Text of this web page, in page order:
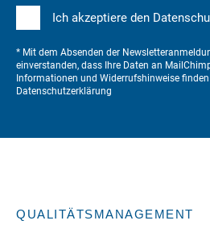
Ich akzeptiere den
* Mit dem Absenden der
einverstanden, dass Ihre Daten an
Informationen und Widerrufshinweise finden
Datenschutzerklärung
QUALITÄTSMANAGEMENT